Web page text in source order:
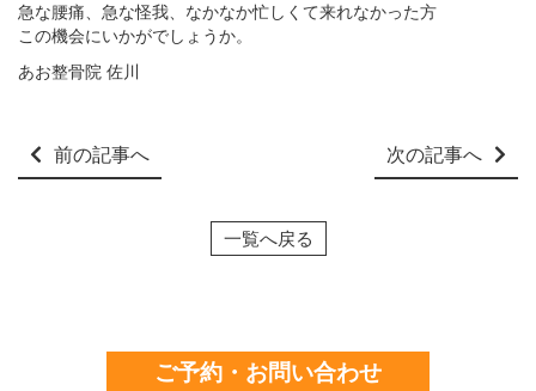
急な腰痛、急な怪我、なかなか忙しくて来れなかった方
この機会にいかがでしょうか。
あお整骨院 佐川
前の記事へ 次の記事へ
一覧へ戻る
ご予約・お問い合わせ